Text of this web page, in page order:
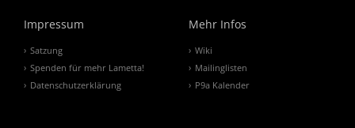
Impressum
Satzung
Spenden für mehr Lametta!
Datenschutzerklärung
Mehr Infos
Wiki
Mailinglisten
P9a Kalender